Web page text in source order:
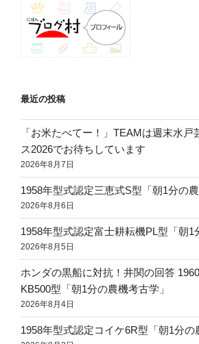
最近の投稿
「お米たべてー！」TEAMは週末水戸
ス2026でお待ちしています
2026年8月7日
1958年型式認定三恵式S型「朝1分の農
2026年8月6日
1958年型式認定富士耕耘機PL型「朝1
2026年8月5日
ホンダの黒船に対抗！井関の回答
KB500型「朝1分の農機考古学」
2026年8月4日
1958年型式認定コイケ6R型「朝1分の